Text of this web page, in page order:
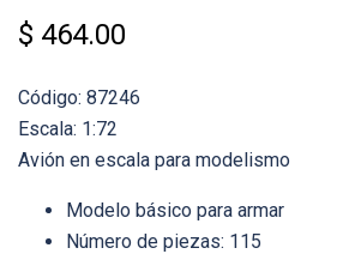
$ 464.00
Código: 87246
Escala: 1:72
Avión en escala para modelismo
Modelo básico para armar
Número de piezas: 115